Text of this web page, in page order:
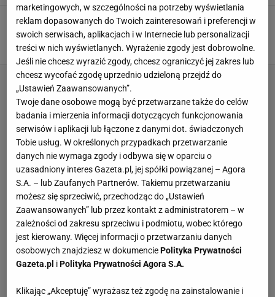
Kuloodporna kawa. Przyspiesza metabolizm i
odmładza! [PRZEPIS]
KAWA OLEJ KOKOSOWY ZDROWA ŻYWNOŚĆ
marketingowych, w szczególności na potrzeby wyświetlania
reklam dopasowanych do Twoich zainteresowań i preferencji w
swoich serwisach, aplikacjach i w Internecie lub personalizacji
treści w nich wyświetlanych. Wyrażenie zgody jest dobrowolne.
Jeśli nie chcesz wyrazić zgody, chcesz ograniczyć jej zakres lub
chcesz wycofać zgodę uprzednio udzieloną przejdź do
„Ustawień Zaawansowanych”.
Twoje dane osobowe mogą być przetwarzane także do celów
badania i mierzenia informacji dotyczących funkcjonowania
serwisów i aplikacji lub łączone z danymi dot. świadczonych
Tobie usług. W określonych przypadkach przetwarzanie
danych nie wymaga zgody i odbywa się w oparciu o
uzasadniony interes Gazeta.pl, jej spółki powiązanej – Agora
S.A. – lub Zaufanych Partnerów. Takiemu przetwarzaniu
możesz się sprzeciwić, przechodząc do „Ustawień
Zaawansowanych” lub przez kontakt z administratorem – w
zależności od zakresu sprzeciwu i podmiotu, wobec którego
jest kierowany. Więcej informacji o przetwarzaniu danych
osobowych znajdziesz w dokumenciePolityka Prywatności
Gazeta.pl iPolityka Prywatności Agora S.A.
Klikając „Akceptuję” wyrażasz też zgodę na zainstalowanie i